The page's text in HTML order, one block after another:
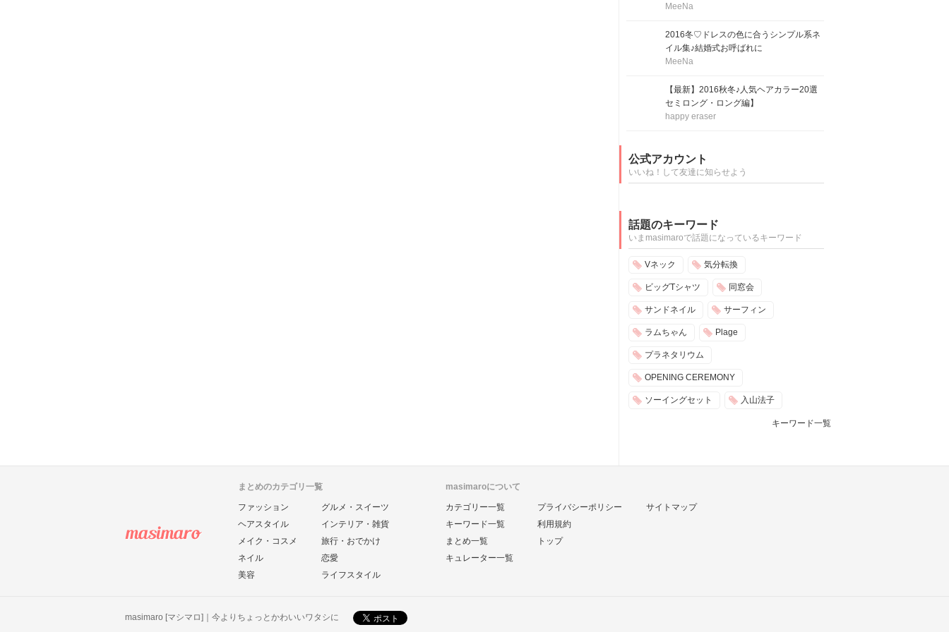
MeeNa
2016冬♡ドレスの色に合うシンプル系ネ
イル集♪結婚式お呼ばれに
MeeNa
【最新】2016秋冬♪人気ヘアカラー20選
セミロング・ロング編】
happy eraser
公式アカウント
いいね！して友達に知らせよう
話題のキーワード
いまmasimaroで話題になっているキーワード
Vネック 気分転換
ビッグTシャツ 同窓会
サンドネイル サーフィン
ラムちゃん Plage
プラネタリウム
OPENING CEREMONY
ソーイングセット 入山法子
キーワード一覧
まとめのカテゴリ一覧
ファッション
ヘアスタイル
メイク・コスメ
ネイル
美容
グルメ・スイーツ
インテリア・雑貨
旅行・おでかけ
恋愛
ライフスタイル
masimaroについて
カテゴリー一覧
キーワード一覧
まとめ一覧
キュレーター一覧
プライバシーポリシー
利用規約
トップ
サイトマップ
masimaro [マシマロ]｜今よりちょっとかわいいワタシに